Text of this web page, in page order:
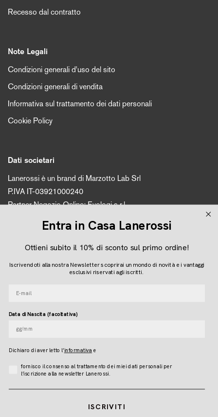
Recesso dal contratto
Note Legali
Condizioni generali d'uso del sito
Condizioni generali di vendita
Informativa sul trattamento dei dati personali
Cookie Policy
Dati societari
Lanerossi è un brand di Marzotto Lab Srl
P.IVA IT-03921000240
Partner Negozio Online: Evologi s.r.l.
Seguici
Lingua
Entra in Casa Lanerossi
Ottieni subito il 10% di sconto sul primo ordine!
Iscrivendoti alla nostra Newsletter scoprirai un mondo di novità e i vantaggi
esclusivi riservati agli iscritti.
Data di Nascita (facoltativa)
Dichiaro di aver letto l’informativa e
Accettazione Privacy
fornisco il consenso al trattamento dei miei dati personali per
l’iscrizione alla newsletter Lanerossi.
ISCRIVITI